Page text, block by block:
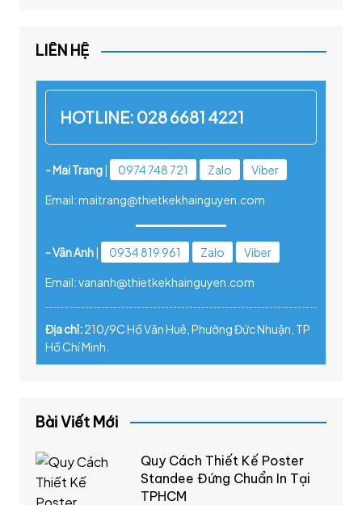
LIÊN HỆ
HOTLINE: 028 6681 4221
- Mai Trang| 0974 748 721 Zalo Viber
Email: maitrang@thietkekhainguyen.com
- Vân Anh| 0934 819 961 Zalo Viber
Email: vananh@thietkekhainguyen.com
Địa chỉ:210/9C Hồ Văn Huê, Phường Đức Nhuận, TP
Hồ Chí Minh.
Bài Viết Mới
Quy Cách Thiết Kế Poster
Standee Đứng Chuẩn In Tại
TPHCM